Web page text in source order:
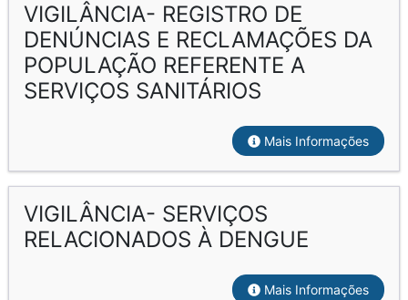
VIGILÂNCIA- REGISTRO DE
DENÚNCIAS E RECLAMAÇÕES DA
POPULAÇÃO REFERENTE A
SERVIÇOS SANITÁRIOS
Mais Informações
VIGILÂNCIA- SERVIÇOS
RELACIONADOS À DENGUE
Mais Informações